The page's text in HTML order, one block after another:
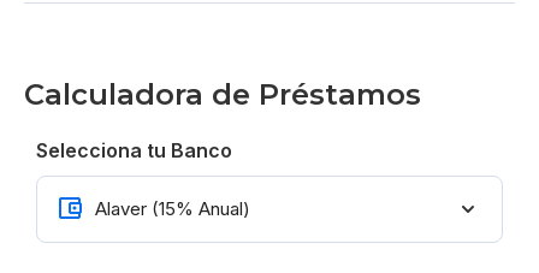
Calculadora de Préstamos
Selecciona tu Banco